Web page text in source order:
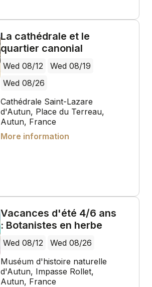
La cathédrale et le
quartier canonial
Wed 08/12
Wed 08/19
Wed 08/26
Cathédrale Saint-Lazare
d'Autun, Place du Terreau,
Autun, France
More information
Vacances d'été 4/6 ans
: Botanistes en herbe
Wed 08/12
Wed 08/26
Muséum d'histoire naturelle
d'Autun, Impasse Rollet,
Autun, France